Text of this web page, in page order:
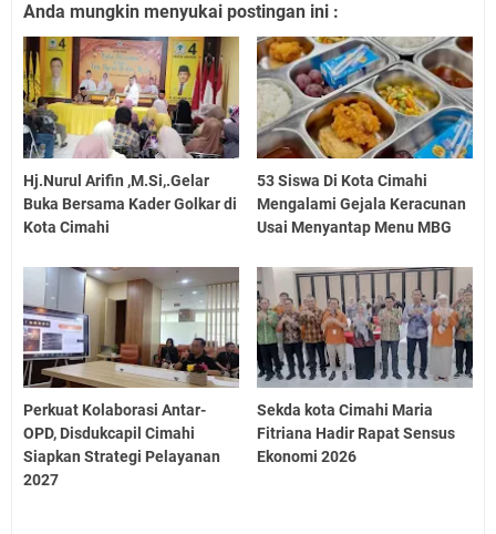
Anda mungkin menyukai postingan ini :
Hj.Nurul Arifin ,M.Si,.Gelar
Buka Bersama Kader Golkar di
Kota Cimahi
53 Siswa Di Kota Cimahi
Mengalami Gejala Keracunan
Usai Menyantap Menu MBG
Perkuat Kolaborasi Antar-
OPD, Disdukcapil Cimahi
Siapkan Strategi Pelayanan
2027
Sekda kota Cimahi Maria
Fitriana Hadir Rapat Sensus
Ekonomi 2026